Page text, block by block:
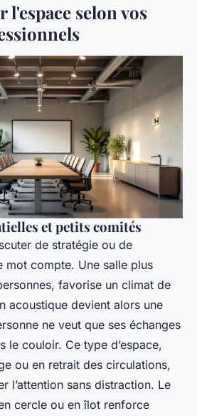
selon vos
et petits comités
de stratégie ou de
mot compte. Une salle plus
favorise un climat de
acoustique devient alors une
ne veut que ses échanges
le couloir. Ce type d’espace,
ou en retrait des circulations,
l’attention sans distraction. Le
cercle ou en îlot renforce